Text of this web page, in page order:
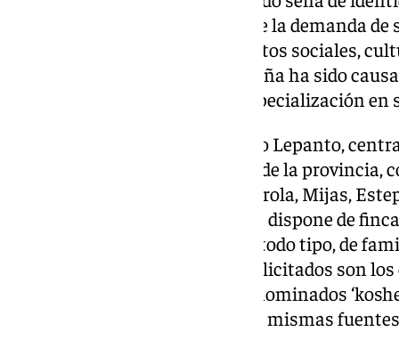
han explicado. El incremento de la demanda
fundamentalmente en los eventos sociales,
proliferan en la ciudad malagueña ha sido
indicado, para alcanzar esta especialización en
La división de Catering de Grupo Lepanto,
eventos, trabaja en el conjunto de la
Marbella, Benalmádena, Fuengirola, Mijas,
capital. A este respecto, la firma dispone de
organización de encuentros de todo tipo, de
corporativos. Especialmente solicitados son
empresariales y los eventos denominados
religión judía, han explicado las mismas